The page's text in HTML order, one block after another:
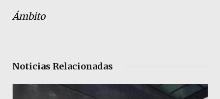
Ámbito
Noticias Relacionadas